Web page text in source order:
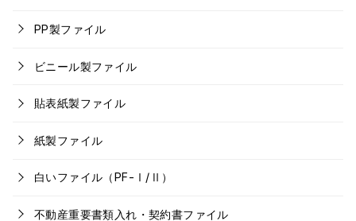
PP製ファイル
ビニール製ファイル
貼表紙製ファイル
紙製ファイル
白いファイル（PF-Ⅰ/Ⅱ）
不動産重要書類入れ・契約書ファイル